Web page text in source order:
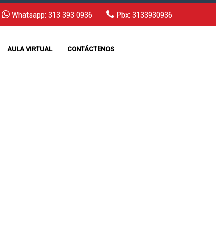
Whatsapp: 313 393 0936 Pbx: 3133930936
AULA VIRTUAL CONTÁCTENOS